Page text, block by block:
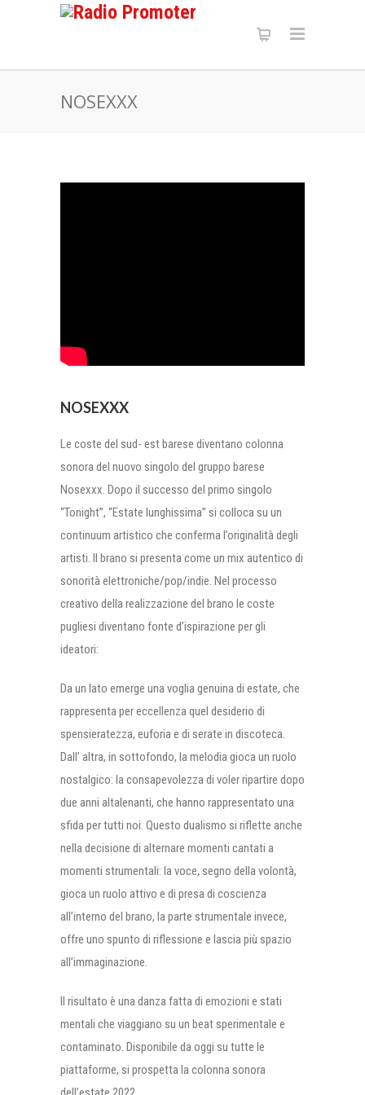
NOSEXXX
NOSEXXX
Le coste del sud- est barese diventano colonna
sonora del nuovo singolo del gruppo barese
Nosexxx. Dopo il successo del primo singolo
“Tonight”, “Estate lunghissima” si colloca su un
continuum artistico che conferma l’originalità degli
artisti. Il brano si presenta come un mix autentico di
sonorità elettroniche/pop/indie. Nel processo
creativo della realizzazione del brano le coste
pugliesi diventano fonte d’ispirazione per gli
ideatori:
Da un lato emerge una voglia genuina di estate, che
rappresenta per eccellenza quel desiderio di
spensieratezza, euforia e di serate in discoteca.
Dall’ altra, in sottofondo, la melodia gioca un ruolo
nostalgico: la consapevolezza di voler ripartire dopo
due anni altalenanti, che hanno rappresentato una
sfida per tutti noi. Questo dualismo si riflette anche
nella decisione di alternare momenti cantati a
momenti strumentali: la voce, segno della volontà,
gioca un ruolo attivo e di presa di coscienza
all’interno del brano, la parte strumentale invece,
offre uno spunto di riflessione e lascia più spazio
all’immaginazione.
Il risultato è una danza fatta di emozioni e stati
mentali che viaggiano su un beat sperimentale e
contaminato. Disponibile da oggi su tutte le
piattaforme, si prospetta la colonna sonora